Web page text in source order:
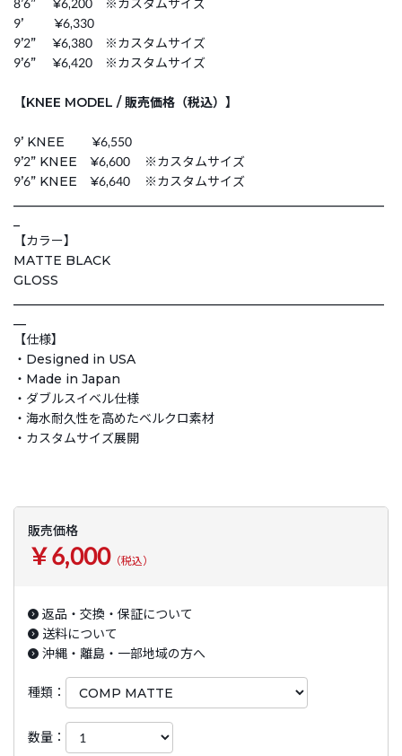
8ʼ6” ¥6,200 ※カスタムサイズ
9ʼ ¥6,330
9ʼ2” ¥6,380 ※カスタムサイズ
9ʼ6” ¥6,420 ※カスタムサイズ
【KNEE MODEL / 販売価格（税込）】
9ʼ KNEE ¥6,550
9ʼ2” KNEE ¥6,600 ※カスタムサイズ
9ʼ6” KNEE ¥6,640 ※カスタムサイズ
【カラー】
MATTE BLACK
GLOSS
【仕様】
・Designed in USA
・Made in Japan
・ダブルスイベル仕様
・海水耐久性を高めたベルクロ素材
・カスタムサイズ展開
販売価格
￥6,000（税込）
返品・交換・保証について
送料について
沖縄・離島・一部地域の方へ
種類：
数量：